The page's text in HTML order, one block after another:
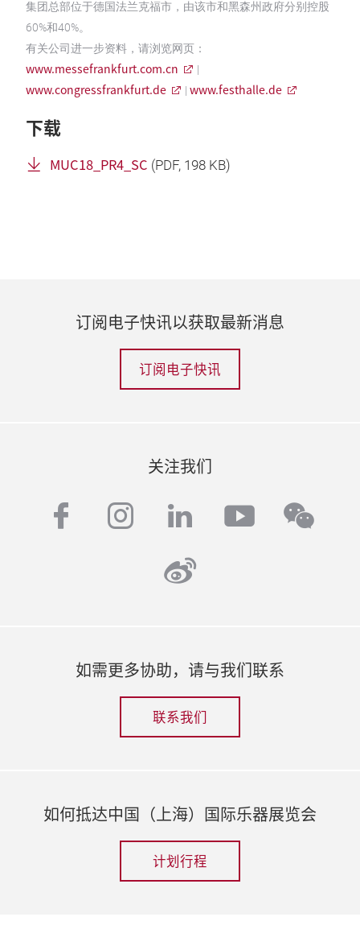
集团总部位于德国法兰克福市，由该市和黑森州政府分别控股
60%和40%。
有关公司进一步资料，请浏览网页：
www.messefrankfurt.com.cn |
www.congressfrankfurt.de | www.festhalle.de
下载
MUC18_PR4_SC (PDF, 198 KB)
订阅电子快讯以获取最新消息
订阅电子快讯
关注我们
facebook
instagram
linkedinyoutube
weibo
如需更多协助，请与我们联系
联系我们
如何抵达中国（上海）国际乐器展览会
计划行程